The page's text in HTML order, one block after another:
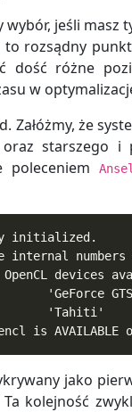
jeśli masz
rozsądny
dość różne
w
Załóżmy, że
starszego i
poleceniem
is AVAILABLE
jako
Ta kolejność